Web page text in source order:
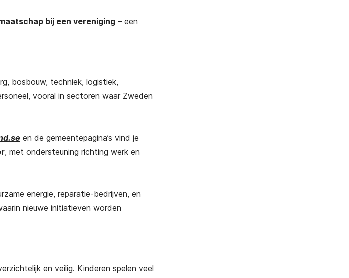
bij een vereniging – een
bosbouw, techniek, logistiek,
vooral in sectoren waar Zweden
en de gemeentepagina’s vind je
, met ondersteuning richting werk en
energie, reparatie-bedrijven, en
nieuwe initiatieven worden
en veilig. Kinderen spelen veel